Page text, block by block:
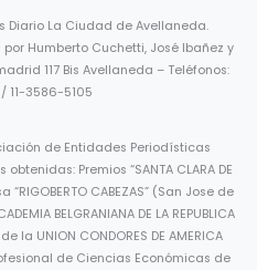
Diario La Ciudad de Avellaneda.
Humberto Cuchetti, José Ibañez y
117 Bis Avellaneda – Teléfonos:
11-3586-5105
de Entidades Periodísticas
Premios “SANTA CLARA DE
CABEZAS” (San Jose de
BELGRANIANA DE LA REPUBLICA
la UNION CONDORES DE AMERICA
de Ciencias Económicas de